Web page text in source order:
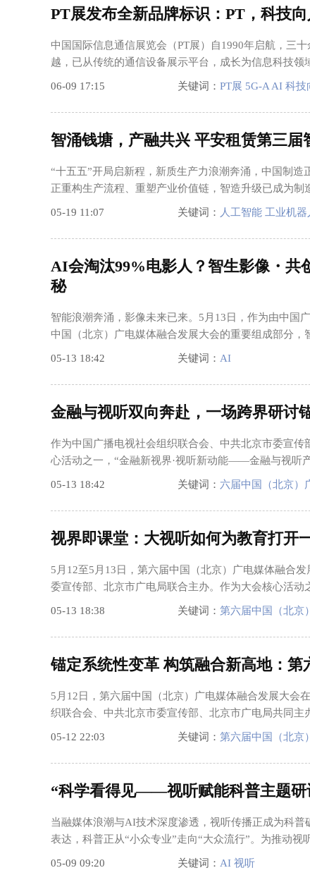
PT展发布全新品牌标识：PT，科技向
中国国际信息通信展览会（PT展）自1990年启航，三
越，已从传统的通信设备展示平台，成长为信息科技领
06-09 17:15 关键词： PT展 5G-A AI 科技
智涌钱塘，产融共兴 平安租赁第三届
“十五五”开局启新程，新质生产力浪潮奔涌，中国制
正重构生产流程、重塑产业价值链，智造升级已成为
05-19 11:07 关键词： 人工智能 工业机
AI会淘汰99%电影人？智生影像・
秘
智能浪潮奔涌，影像未来已来。5月13日，作为由中国
中国（北京）广电媒体融合发展大会的重要组成部分
05-13 18:42 关键词： AI
金融与视听双向奔赴，一场跨界研讨
作为中国广播电视社会组织联合会、中共北京市委宣
心活动之一，“金融新视界·视听新动能——金融与视听
05-13 18:42 关键词： 六届中国（北京）
视界即课堂：大视听如何为教育打开
5月12至5月13日，第六届中国（北京）广电媒体融合
委宣传部、北京市广电局联合主办。作为大会核心活
05-13 18:38 关键词： 第六届中国（北京
锚定系统性变革 构筑融合新高地：
5月12日，第六届中国（北京）广电媒体融合发展大会
织联合会、中共北京市委宣传部、北京市广电局共同主
05-12 22:03 关键词： 第六届中国（北京
“科学看得见——视听赋能科普主题研
当融媒体浪潮与AI技术深度渗透，视听传播正成为科
表达，科普正从“小众专业”走向“大众流行”。为推动视
05-09 09:20 关键词： AI 视听